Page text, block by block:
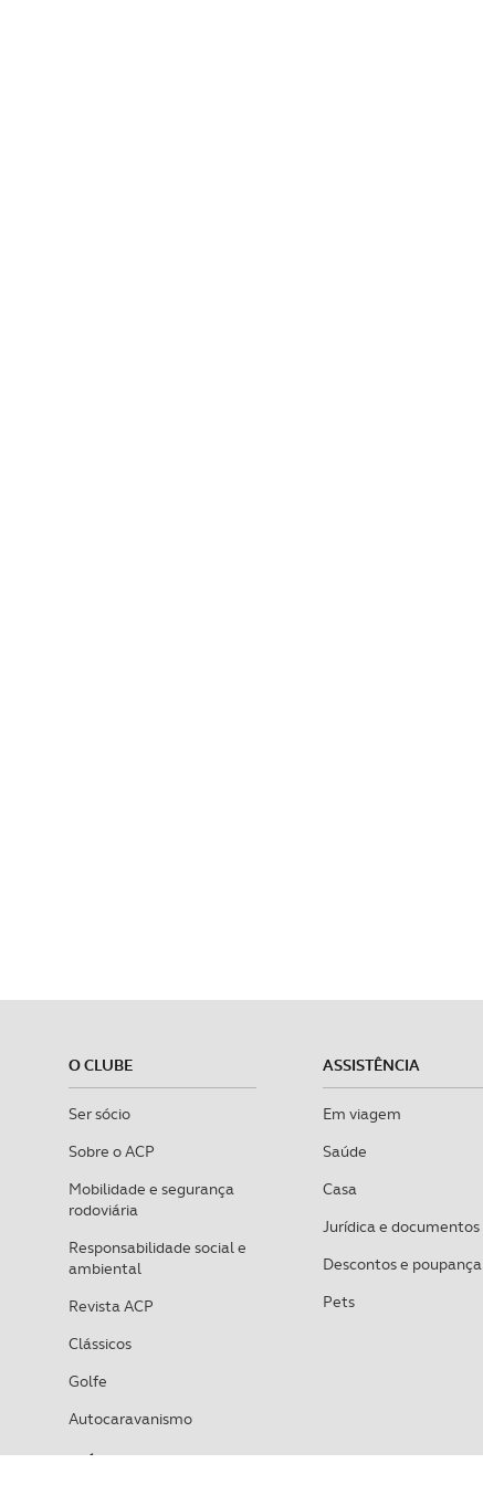
O CLUBE
Ser sócio
Sobre o ACP
Mobilidade e segurança
rodoviária
Responsabilidade social e
ambiental
Revista ACP
Clássicos
Golfe
Autocaravanismo
ASSISTÊNCIA
Em viagem
Saúde
Casa
Jurídica e documentos
Descontos e poupança
Pets
VEÍCULOS SEGUROS